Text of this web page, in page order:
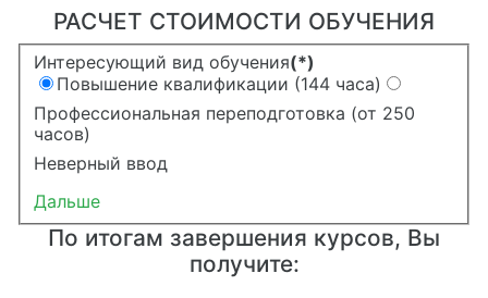
РАСЧЕТ СТОИМОСТИ ОБУЧЕНИЯ
Интересующий вид обучения(*)
Повышение квалификации (144 часа)
Профессиональная переподготовка (от 250
часов)
Неверный ввод
Дальше
По итогам завершения курсов, Вы
получите: